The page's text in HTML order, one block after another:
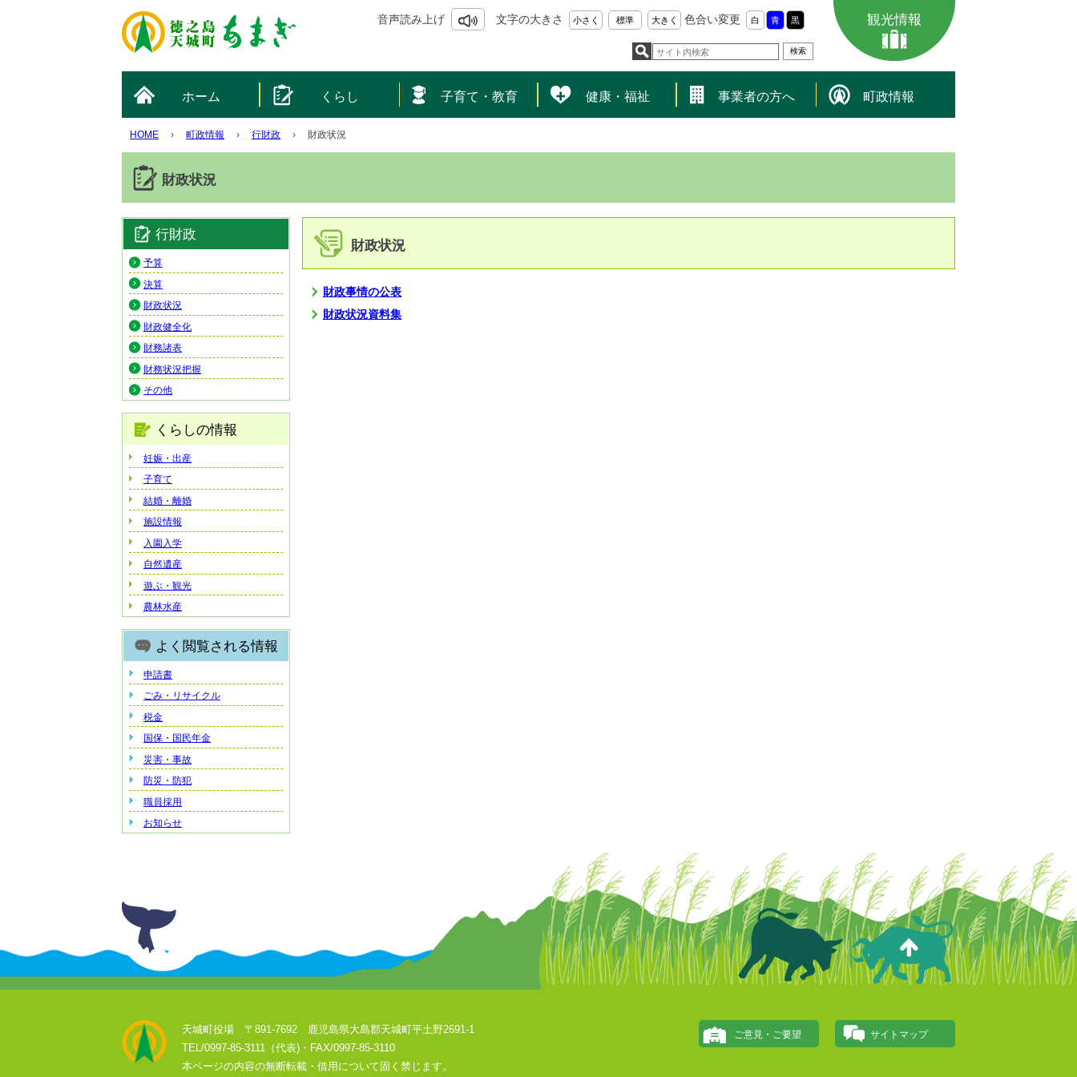
音声読み上げ 文字の大きさ 小さく 標準 大きく 色合い変更 白 青 黒 観光情報
ホーム くらし 子育て・教育 健康・福祉 事業者の方へ 町政情報
HOME › 町政情報 › 行財政 › 財政状況
財政状況
財政状況
財政事情の公表
財政状況資料集
行財政
予算
決算
財政状況
財政健全化
財務諸表
財務状況把握
その他
くらしの情報
妊娠・出産
子育て
結婚・離婚
施設情報
入園入学
自然遺産
遊ぶ・観光
農林水産
よく閲覧される情報
申請書
ごみ・リサイクル
税金
国保・国民年金
災害・事故
防災・防犯
職員採用
お知らせ
ご意見・ご要望 サイトマップ
天城町役場 〒891-7692 鹿児島県大島郡天城町平土野2691-1
TEL/0997-85-3111（代表)・FAX/0997-85-3110
本ページの内容の無断転載・借用について固く禁じます。